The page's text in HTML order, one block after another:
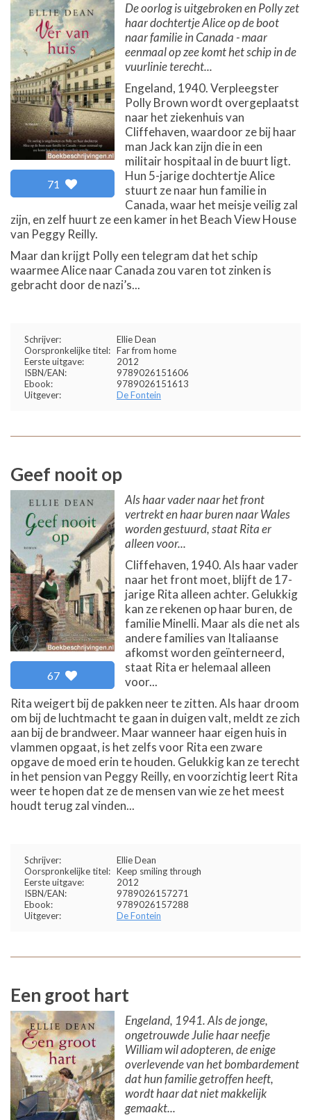
71
De oorlog is uitgebroken en Polly zet
haar dochtertje Alice op de boot
naar familie in Canada - maar
eenmaal op zee komt het schip in de
vuurlinie terecht...
Engeland, 1940. Verpleegster
Polly Brown wordt overgeplaatst
naar het ziekenhuis van
Cliffehaven, waardoor ze bij haar
man Jack kan zijn die in een
militair hospitaal in de buurt ligt.
Hun 5-jarige dochtertje Alice
stuurt ze naar hun familie in
Canada, waar het meisje veilig zal
zijn, en zelf huurt ze een kamer in het Beach View House
van Peggy Reilly.
Maar dan krijgt Polly een telegram dat het schip
waarmee Alice naar Canada zou varen tot zinken is
gebracht door de nazi’s...
Schrijver:
Ellie Dean
Oorspronkelijke titel: Far from home
Eerste uitgave:
2012
ISBN/EAN:
9789026151606
Ebook:
9789026151613
Uitgever:
De Fontein
Geef nooit op
67
Als haar vader naar het front
vertrekt en haar buren naar Wales
worden gestuurd, staat Rita er
alleen voor...
Cliffehaven, 1940. Als haar vader
naar het front moet, blijft de 17-
jarige Rita alleen achter. Gelukkig
kan ze rekenen op haar buren, de
familie Minelli. Maar als die net als
andere families van Italiaanse
afkomst worden geïnterneerd,
staat Rita er helemaal alleen
voor...
Rita weigert bij de pakken neer te zitten. Als haar droom
om bij de luchtmacht te gaan in duigen valt, meldt ze zich
aan bij de brandweer. Maar wanneer haar eigen huis in
vlammen opgaat, is het zelfs voor Rita een zware
opgave de moed erin te houden. Gelukkig kan ze terecht
in het pension van Peggy Reilly, en voorzichtig leert Rita
weer te hopen dat ze de mensen van wie ze het meest
houdt terug zal vinden...
Schrijver:
Ellie Dean
Oorspronkelijke titel: Keep smiling through
Eerste uitgave:
2012
ISBN/EAN:
9789026157271
Ebook:
9789026157288
Uitgever:
De Fontein
Een groot hart
Engeland, 1941. Als de jonge,
ongetrouwde Julie haar neefje
William wil adopteren, de enige
overlevende van het bombardement
dat hun familie getroffen heeft,
wordt haar dat niet makkelijk
gemaakt...